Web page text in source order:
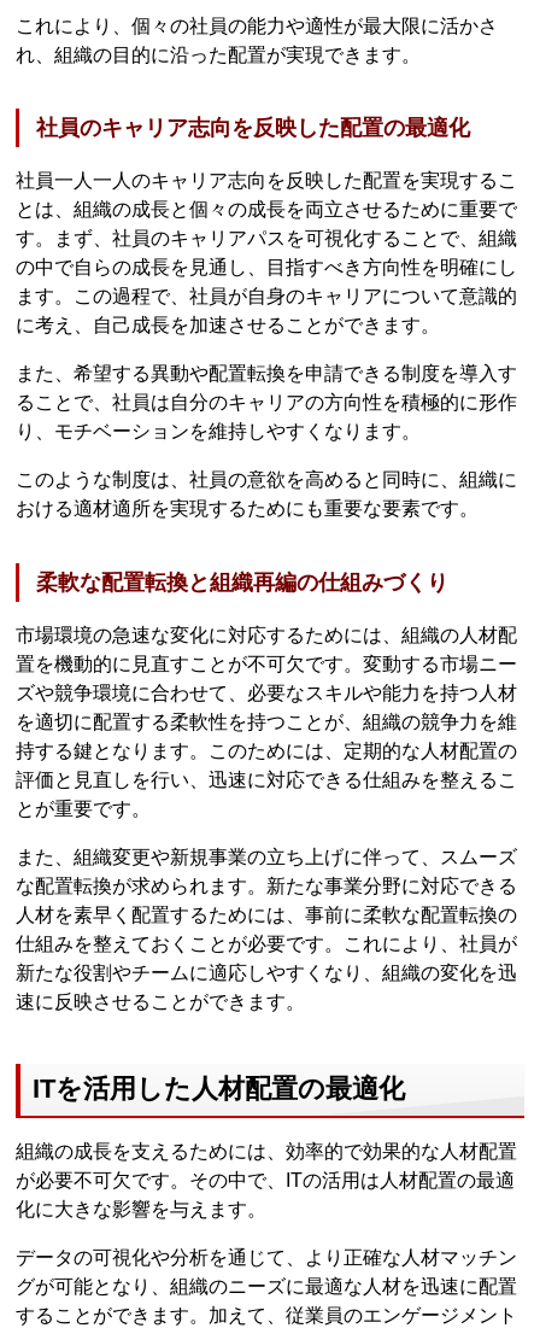
これにより、個々の社員の能力や適性が最大限に活かさ
れ、組織の目的に沿った配置が実現できます。
社員のキャリア志向を反映した配置の最適化
社員一人一人のキャリア志向を反映した配置を実現するこ
とは、組織の成長と個々の成長を両立させるために重要で
す。まず、社員のキャリアパスを可視化することで、組織
の中で自らの成長を見通し、目指すべき方向性を明確にし
ます。この過程で、社員が自身のキャリアについて意識的
に考え、自己成長を加速させることができます。
また、希望する異動や配置転換を申請できる制度を導入す
ることで、社員は自分のキャリアの方向性を積極的に形作
り、モチベーションを維持しやすくなります。
このような制度は、社員の意欲を高めると同時に、組織に
おける適材適所を実現するためにも重要な要素です。
柔軟な配置転換と組織再編の仕組みづくり
市場環境の急速な変化に対応するためには、組織の人材配
置を機動的に見直すことが不可欠です。変動する市場ニー
ズや競争環境に合わせて、必要なスキルや能力を持つ人材
を適切に配置する柔軟性を持つことが、組織の競争力を維
持する鍵となります。このためには、定期的な人材配置の
評価と見直しを行い、迅速に対応できる仕組みを整えるこ
とが重要です。
また、組織変更や新規事業の立ち上げに伴って、スムーズ
な配置転換が求められます。新たな事業分野に対応できる
人材を素早く配置するためには、事前に柔軟な配置転換の
仕組みを整えておくことが必要です。これにより、社員が
新たな役割やチームに適応しやすくなり、組織の変化を迅
速に反映させることができます。
ITを活用した人材配置の最適化
組織の成長を支えるためには、効率的で効果的な人材配置
が必要不可欠です。その中で、ITの活用は人材配置の最適
化に大きな影響を与えます。
データの可視化や分析を通じて、より正確な人材マッチン
グが可能となり、組織のニーズに最適な人材を迅速に配置
することができます。加えて、従業員のエンゲージメント